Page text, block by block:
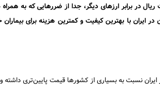
ریال در برابر ارزهای دیگر، جدا از ضررهایی که به
در ایران با بهترین کیفیت و کمترین هزینه برای
ایران نسبت به بسیاری از کشورها قیمت پایین‌تری